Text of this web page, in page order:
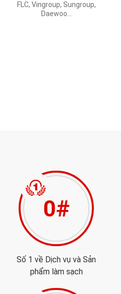
FLC, Vingroup, Sungroup,
Daewoo...
0#
Số 1 về Dịch vụ và Sản
phẩm làm sạch